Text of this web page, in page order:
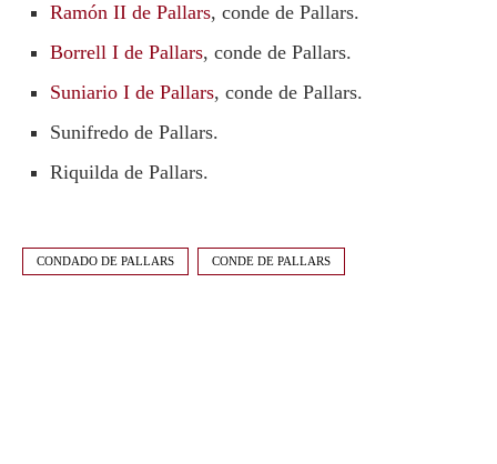
Ramón II de Pallars, conde de Pallars.
Borrell I de Pallars, conde de Pallars.
Suniario I de Pallars, conde de Pallars.
Sunifredo de Pallars.
Riquilda de Pallars.
CONDADO DE PALLARS CONDE DE PALLARS